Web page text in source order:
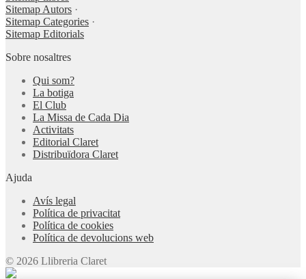
Sitemap Autors ·
Sitemap Categories ·
Sitemap Editorials
Sobre nosaltres
Qui som?
La botiga
El Club
La Missa de Cada Dia
Activitats
Editorial Claret
Distribuïdora Claret
Ajuda
Avís legal
Política de privacitat
Política de cookies
Política de devolucions web
© 2026 Llibreria Claret